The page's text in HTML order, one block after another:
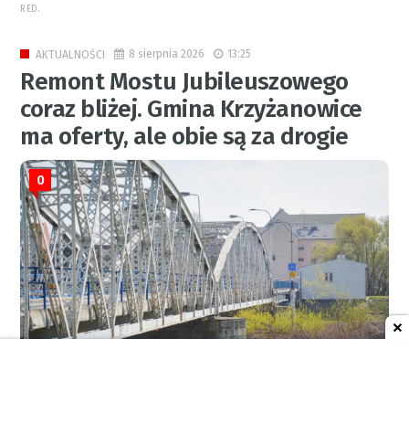
RED.
AKTUALNOŚCI 8 sierpnia 2026 13:25
Remont Mostu Jubileuszowego
coraz bliżej. Gmina Krzyżanowice
ma oferty, ale obie są za drogie
0